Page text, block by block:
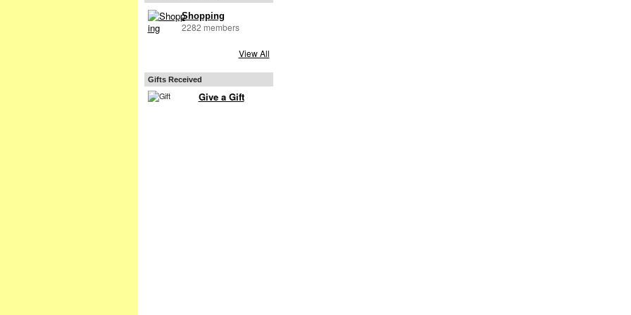
Shopping
2282 members
View All
Gifts Received
Give a Gift